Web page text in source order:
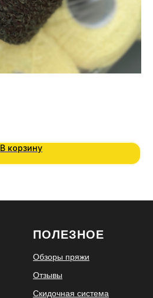
В корзину
ПОЛЕЗНОЕ
Обзоры пряжи
Отзывы
Скидочная система